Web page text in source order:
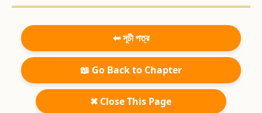
⬅ সূচী পত্র
📖 Go Back to Chapter
✖ Close This Page